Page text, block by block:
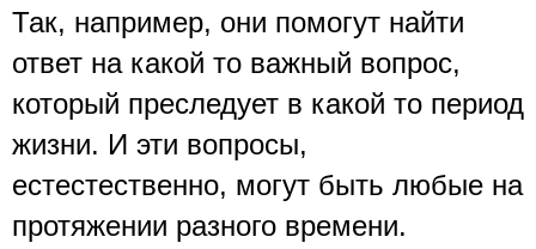
Так, например, они помогут найти
ответ на какой то важный вопрос,
который преследует в какой то период
жизни. И эти вопросы,
естестественно, могут быть любые на
протяжении разного времени.